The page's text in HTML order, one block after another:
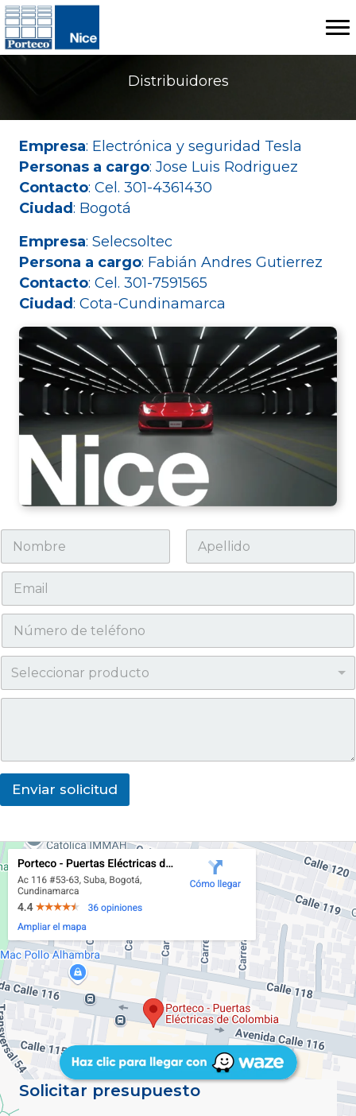
Distribuidores
Empresa: Electrónica y seguridad Tesla
Personas a cargo: Jose Luis Rodriguez
Contacto: Cel. 301-4361430
Ciudad: Bogotá
Empresa: Selecsoltec
Persona a cargo: Fabián Andres Gutierrez
Contacto: Cel. 301-7591565
Ciudad: Cota-Cundinamarca
Enviar solicitud
Solicitar presupuesto